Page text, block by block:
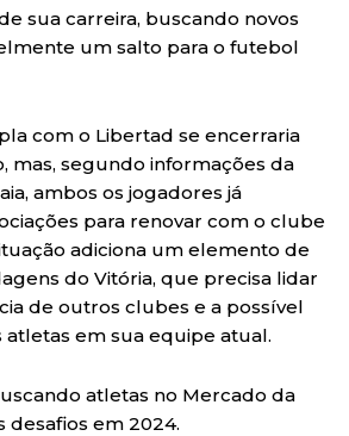
sua carreira, buscando novos
um salto para o futebol
com o Libertad se encerraria
mas, segundo informações da
ambos os jogadores já
para renovar com o clube
adiciona um elemento de
do Vitória, que precisa lidar
de outros clubes e a possível
em sua equipe atual.
atletas no Mercado da
desafios em 2024.